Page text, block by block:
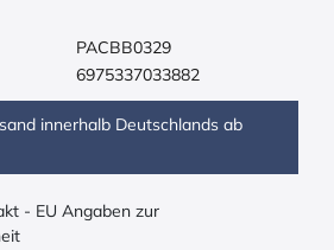
PACBB0329
6975337033882
innerhalb Deutschlands ab
- EU Angaben zur